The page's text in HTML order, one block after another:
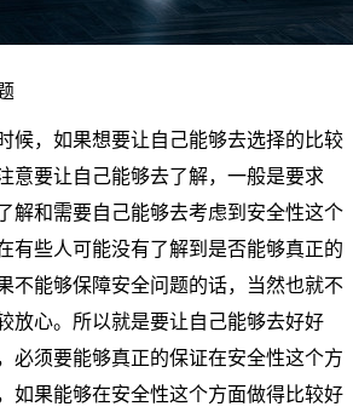
候，如果想要让自己能够去选择的比较
意要让自己能够去了解，一般是要求
解和需要自己能够去考虑到安全性这个
有些人可能没有了解到是否能够真正的
不能够保障安全问题的话，当然也就不
放心。所以就是要让自己能够去好好
必须要能够真正的保证在安全性这个方
如果能够在安全性这个方面做得比较好